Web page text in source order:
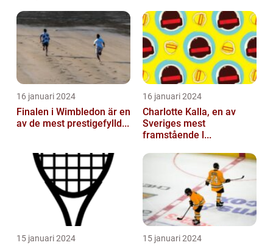
16 januari 2024
Finalen i Wimbledon är en
av de mest prestigefylld...
16 januari 2024
Charlotte Kalla, en av
Sveriges mest
framstående l...
15 januari 2024 15 januari 2024